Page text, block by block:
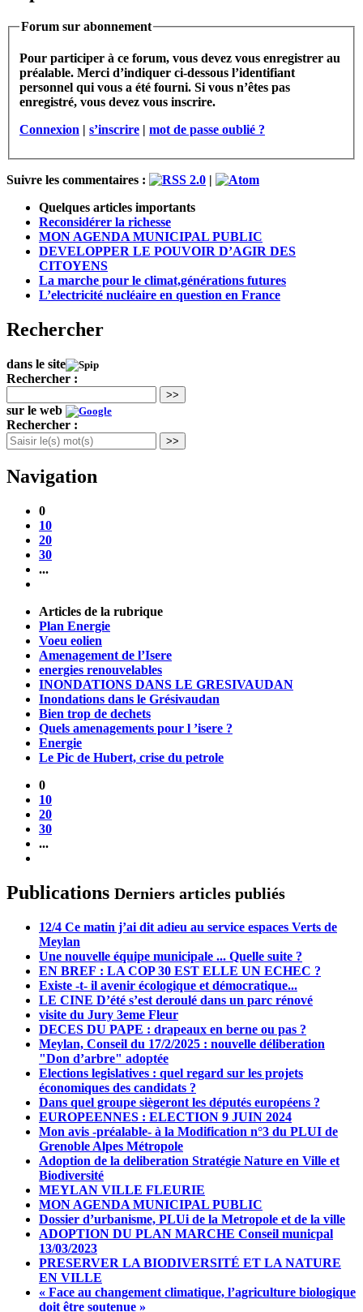
Forum sur abonnement
Pour participer à ce forum, vous devez vous enregistrer au
préalable. Merci d’indiquer ci-dessous l’identifiant
personnel qui vous a été fourni. Si vous n’êtes pas
enregistré, vous devez vous inscrire.
Connexion | s’inscrire | mot de passe oublié ?
Suivre les commentaires :
|
Quelques articles importants
Reconsidérer la richesse
MON AGENDA MUNICIPAL PUBLIC
DEVELOPPER LE POUVOIR D’AGIR DES
CITOYENS
La marche pour le climat,générations futures
L’electricité nucléaire en question en France
Rechercher
dans le site
Rechercher :
>>
sur le web
Rechercher :
>>
Navigation
0
10
20
30
...
Articles de la rubrique
Plan Energie
Voeu eolien
Amenagement de l’Isere
energies renouvelables
INONDATIONS DANS LE GRESIVAUDAN
Inondations dans le Grésivaudan
Bien trop de dechets
Quels amenagements pour l ’isere ?
Energie
Le Pic de Hubert, crise du petrole
0
10
20
30
...
Publications Derniers articles publiés
12/4 Ce matin j’ai dit adieu au service espaces Verts de
Meylan
Une nouvelle équipe municipale ... Quelle suite ?
EN BREF : LA COP 30 EST ELLE UN ECHEC ?
Existe -t- il avenir écologique et démocratique...
LE CINE D’été s’est deroulé dans un parc rénové
visite du Jury 3eme Fleur
DECES DU PAPE : drapeaux en berne ou pas ?
Meylan, Conseil du 17/2/2025 : nouvelle déliberation
"Don d’arbre" adoptée
Elections legislatives : quel regard sur les projets
économiques des candidats ?
Dans quel groupe siègeront les députés européens ?
EUROPEENNES : ELECTION 9 JUIN 2024
Mon avis -préalable- à la Modification n°3 du PLUI de
Grenoble Alpes Métropole
Adoption de la deliberation Stratégie Nature en Ville et
Biodiversité
MEYLAN VILLE FLEURIE
MON AGENDA MUNICIPAL PUBLIC
Dossier d’urbanisme, PLUi de la Metropole et de la ville
ADOPTION DU PLAN MARCHE Conseil municpal
13/03/2023
PRESERVER LA BIODIVERSITÉ ET LA NATURE
EN VILLE
« Face au changement climatique, l’agriculture biologique
doit être soutenue »